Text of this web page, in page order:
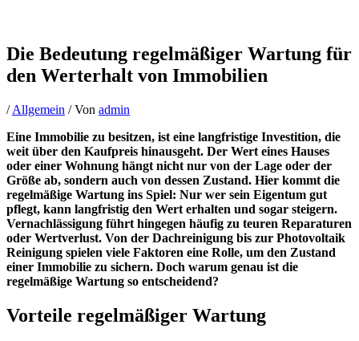
Die Bedeutung regelmäßiger Wartung für
den Werterhalt von Immobilien
/Allgemein / Von admin
Eine Immobilie zu besitzen, ist eine langfristige Investition, die
weit über den Kaufpreis hinausgeht. Der Wert eines Hauses
oder einer Wohnung hängt nicht nur von der Lage oder der
Größe ab, sondern auch von dessen Zustand. Hier kommt die
regelmäßige Wartung ins Spiel: Nur wer sein Eigentum gut
pflegt, kann langfristig den Wert erhalten und sogar steigern.
Vernachlässigung führt hingegen häufig zu teuren Reparaturen
oder Wertverlust. Von der Dachreinigung bis zur Photovoltaik
Reinigung spielen viele Faktoren eine Rolle, um den Zustand
einer Immobilie zu sichern. Doch warum genau ist die
regelmäßige Wartung so entscheidend?
Vorteile regelmäßiger Wartung